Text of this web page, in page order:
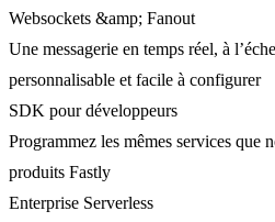
Websockets &amp; Fanout
Une messagerie en temps réel, à
personnalisable et facile à configurer
SDK pour développeurs
Programmez les mêmes services que
produits Fastly
Enterprise Serverless